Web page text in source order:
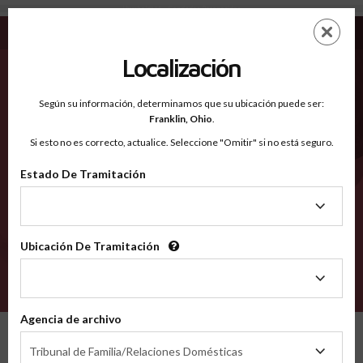
Humboldt IA - Condados Reconocidos
EN
Condados Reconocidos
2600
Localización
Según su información, determinamos que su ubicación puede ser:
Franklin, Ohio.
Si esto no es correcto, actualice. Seleccione "Omitir" si no está seguro.
Estado De Tramitación
Tramitación
Ubicación De Tramitación
Tramitación
Agencia de archivo
Tribunal de Familia/Relaciones Domésticas
de